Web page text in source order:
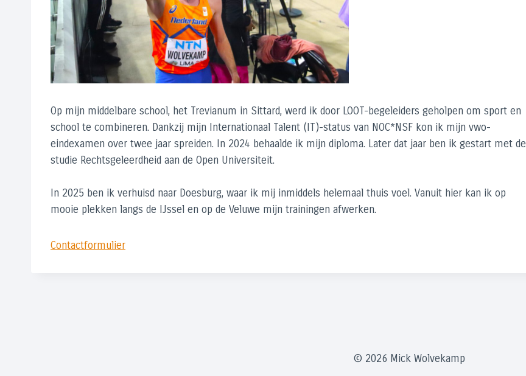
Op mijn middelbare school, het Trevianum in Sittard, werd ik door LOOT-begeleiders geholpen om sport en
school te combineren. Dankzij mijn Internationaal Talent (IT)-status van NOC*NSF kon ik mijn vwo-
eindexamen over twee jaar spreiden. In 2024 behaalde ik mijn diploma. Later dat jaar ben ik gestart met de
studie Rechtsgeleerdheid aan de Open Universiteit.
In 2025 ben ik verhuisd naar Doesburg, waar ik mij inmiddels helemaal thuis voel. Vanuit hier kan ik op
mooie plekken langs de IJssel en op de Veluwe mijn trainingen afwerken.
Contactformulier
© 2026 Mick Wolvekamp